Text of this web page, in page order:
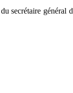
secrétaire